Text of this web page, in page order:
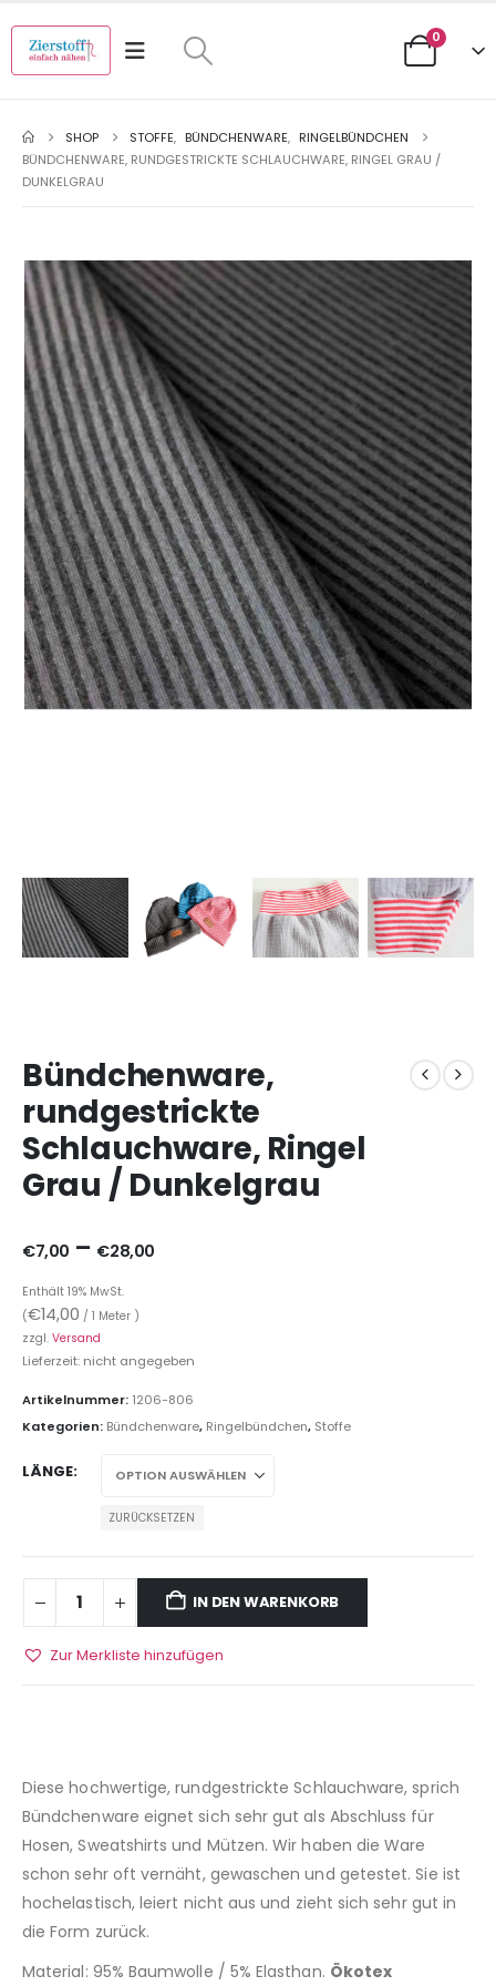
0
SHOP STOFFE, BÜNDCHENWARE, RINGELBÜNDCHEN
BÜNDCHENWARE, RUNDGESTRICKTE SCHLAUCHWARE, RINGEL GRAU /
DUNKELGRAU
Bündchenware,
rundgestrickte
Schlauchware, Ringel
Grau / Dunkelgrau
€7,00 – €28,00
Enthält 19% MwSt.
(€14,00 / 1 Meter )
zzgl. Versand
Lieferzeit: nicht angegeben
Artikelnummer: 1206-806
Kategorien: Bündchenware, Ringelbündchen, Stoffe
LÄNGE
ZURÜCKSETZEN
IN DEN WARENKORB
Zur Merkliste hinzufügen
Diese hochwertige, rundgestrickte Schlauchware, sprich
Bündchenware eignet sich sehr gut als Abschluss für
Hosen, Sweatshirts und Mützen. Wir haben die Ware
schon sehr oft vernäht, gewaschen und getestet. Sie ist
hochelastisch, leiert nicht aus und zieht sich sehr gut in
die Form zurück.
Material: 95% Baumwolle / 5% Elasthan. Ökotex